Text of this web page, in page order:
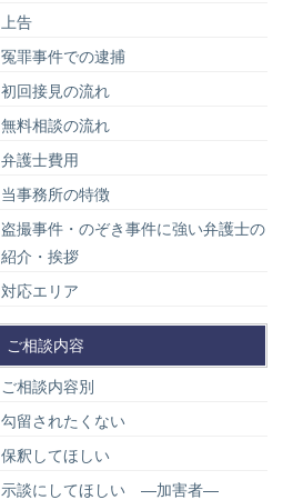
上告
冤罪事件での逮捕
初回接見の流れ
無料相談の流れ
弁護士費用
当事務所の特徴
盗撮事件・のぞき事件に強い弁護士の
紹介・挨拶
対応エリア
ご相談内容
ご相談内容別
勾留されたくない
保釈してほしい
示談にしてほしい ―加害者―